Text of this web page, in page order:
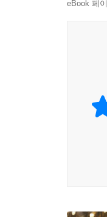
각하게 됩
--- 「11
수확한
또한 농
사람들
제품을
eBook 페